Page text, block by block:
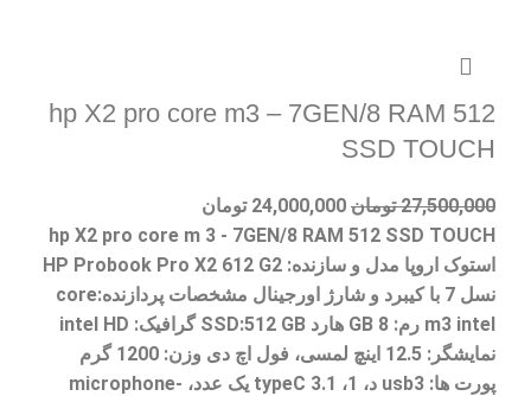
hp X2 pro core m3 – 7GEN/8 RAM 512
SSD TOUCH
27,500,000 تومان 24,000,000 تومان
hp X2 pro core m 3 - 7GEN/8 RAM 512 SSD TOUCH
استوک اروپا مدل و سازنده: HP Probook Pro X2 612 G2
نسل 7 با کیبرد و شارژ اورجینال مشخصات پردازنده:core
m3 intel رم: 8 GB هارد SSD:512 GB گرافیک: intel HD
نمایشگر: 12.5 اینچ لمسی، فول اچ دی وزن: 1200 گرم
پورت ها: usb3 د، 1، typeC 3.1 یک عدد، microphone-